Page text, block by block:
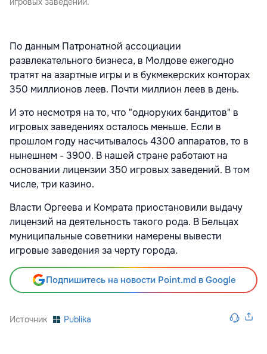
По данным Патронатной ассоциации
развлекательного бизнеса, в Молдове ежегодно
тратят на азартные игры и в букмекерских конторах
350 миллионов леев. Почти миллион леев в день.
И это несмотря на то, что "одноруких бандитов" в
игровых заведениях осталось меньше. Если в
прошлом году насчитывалось 4300 аппаратов, то в
нынешнем - 3900. В нашей стране работают на
основании лицензии 350 игровых заведений. В том
числе, три казино.
Власти Оргеева и Комрата приостановили выдачу
лицензий на деятельность такого рода. В Бельцах
муниципальные советники намерены вывести
игровые заведения за черту города.
Подпишитесь на новости Point.md в Google
Источник Publika